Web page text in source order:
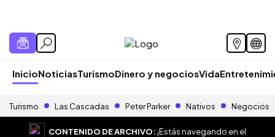
InicioNoticiasTurismoDinero y negociosVida
Turismo Las Cascadas Peter Parker Nativos Negocios
CONTENIDO DE ARCHIVO:¡Estás navegando en el